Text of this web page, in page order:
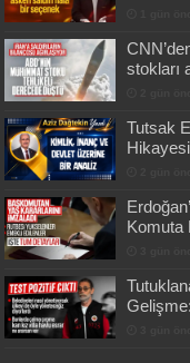
stokları
Tutsak
Komuta